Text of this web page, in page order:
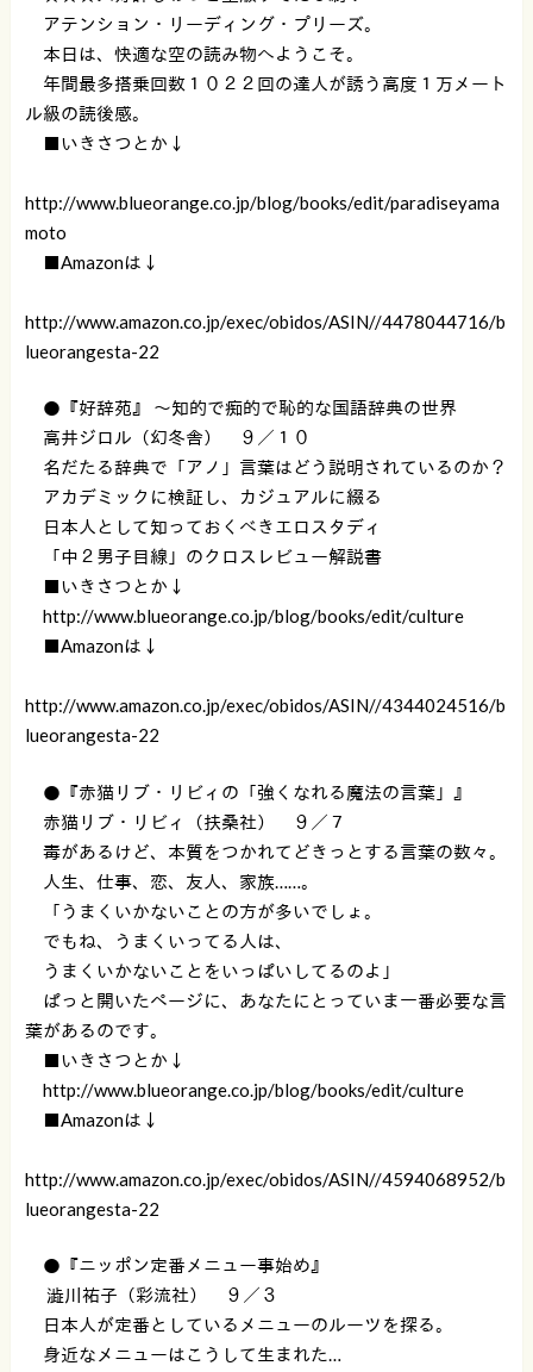
アテンション・リーディング・プリーズ。
本日は、快適な空の読み物へようこそ。
年間最多搭乗回数１０２２回の達人が誘う高度１万メート
ル級の読後感。
■いきさつとか↓
http://www.blueorange.co.jp/blog/books/edit/paradiseyama
moto
■Amazonは↓
http://www.amazon.co.jp/exec/obidos/ASIN//4478044716/b
lueorangesta-22
●『好辞苑』 〜知的で痴的で恥的な国語辞典の世界
高井ジロル（幻冬舎） ９／１０
名だたる辞典で「アノ」言葉はどう説明されているのか？
アカデミックに検証し、カジュアルに綴る
日本人として知っておくべきエロスタディ
「中２男子目線」のクロスレビュー解説書
■いきさつとか↓
http://www.blueorange.co.jp/blog/books/edit/culture
■Amazonは↓
http://www.amazon.co.jp/exec/obidos/ASIN//4344024516/b
lueorangesta-22
●『赤猫リブ・リビィの「強くなれる魔法の言葉」』
赤猫リブ・リビィ（扶桑社） ９／７
毒があるけど、本質をつかれてどきっとする言葉の数々。
人生、仕事、恋、友人、家族……。
「うまくいかないことの方が多いでしょ。
でもね、うまくいってる人は、
うまくいかないことをいっぱいしてるのよ」
ぱっと開いたページに、あなたにとっていま一番必要な言
葉があるのです。
■いきさつとか↓
http://www.blueorange.co.jp/blog/books/edit/culture
■Amazonは↓
http://www.amazon.co.jp/exec/obidos/ASIN//4594068952/b
lueorangesta-22
●『ニッポン定番メニュー事始め』
澁川祐子（彩流社） ９／３
日本人が定番としているメニューのルーツを探る。
身近なメニューはこうして生まれた…